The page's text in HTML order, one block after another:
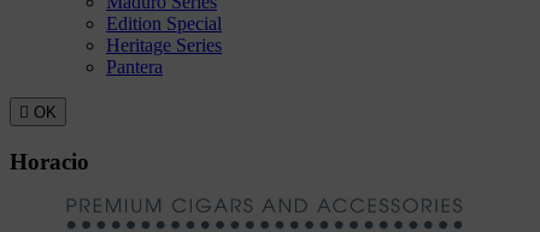
Edition Special
Heritage Series
Pantera
 OK
Horacio